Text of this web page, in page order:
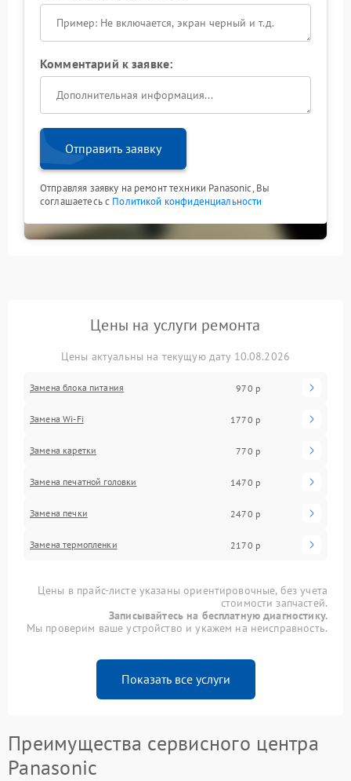
Комментарий к заявке:
Отправить заявку
Отправляя заявку на ремонт техники Panasonic, Вы
соглашаетесь с Политикой конфиденциальности
Цены на услуги ремонта
Цены актуальны на текущую дату 10.08.2026
Замена блока питания 970 р
Замена Wi-Fi 1770 р
Замена каретки 770 р
Замена печатной головки 1470 р
Замена печки 2470 р
Замена термопленки 2170 р
Цены в прайс-листе указаны ориентировочные, без учета
стоимости запчастей.
Записывайтесь на бесплатную диагностику.
Мы проверим ваше устройство и укажем на неисправность.
Показать все услуги
Преимущества сервисного центра
Panasonic